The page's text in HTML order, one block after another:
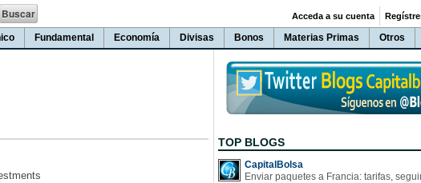
Fundamental Economía Divisas Bonos Materias Primas Otros
Acceda a su cuenta
TOP BLOGS
CapitalBolsa